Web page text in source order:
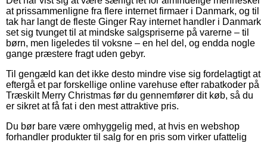
at prissammenligne fra flere internet firmaer i Danmark, og til
tak har langt de fleste Ginger Ray internet handler i Danmark
set sig tvunget til at mindske salgspriserne på varerne – til
børn, men ligeledes til voksne – en hel del, og endda nogle
gange præstere fragt uden gebyr.
Til gengæld kan det ikke desto mindre vise sig fordelagtigt at
eftergå et par forskellige online varehuse efter rabatkoder på
Træskilt Merry Christmas før du gennemfører dit køb, så du
er sikret at få fat i den mest attraktive pris.
Du bør bare være omhyggelig med, at hvis en webshop
forhandler produkter til salg for en pris som virker ufattelig